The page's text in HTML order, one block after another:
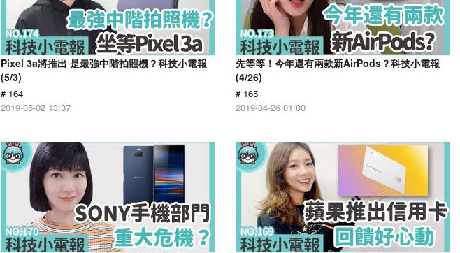
Pixel 3a將推出 是最強中階拍照機？科技小電報
(5/3)
# 164
2019-05-02 13:37
先等等！今年還有兩款新AirPods？科技小電報
(4/26)
# 165
2019-04-26 01:00